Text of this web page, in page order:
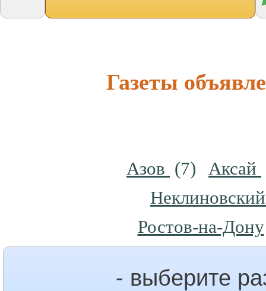
Газеты
Азов (7) Аксай
Ростов-на-Дону
- выберите